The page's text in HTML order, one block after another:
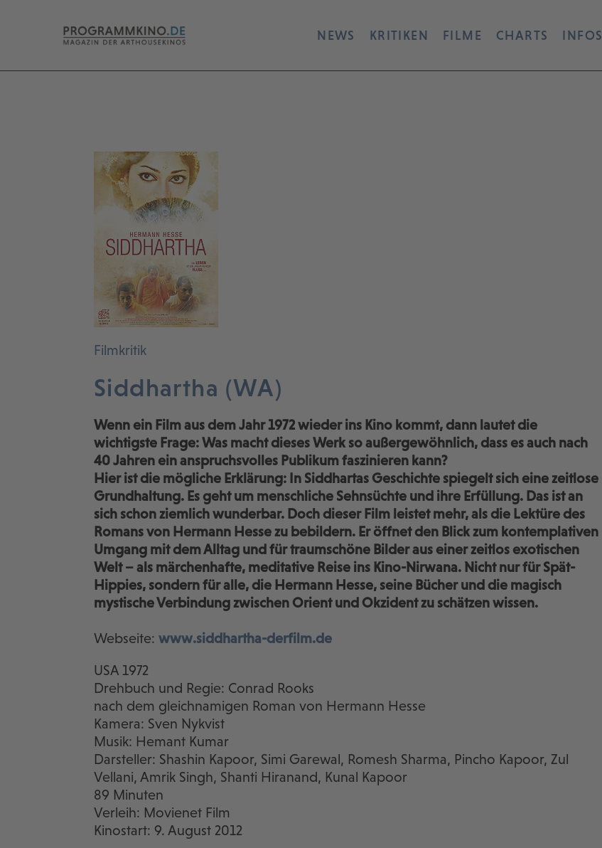
NEWS KRITIKEN FILME CHARTS INFOS
Filmkritik
Siddhartha (WA)
Wenn ein Film aus dem Jahr 1972 wieder ins Kino kommt, dann lautet die
wichtigste Frage: Was macht dieses Werk so außergewöhnlich, dass es auch nach
40 Jahren ein anspruchsvolles Publikum faszinieren kann?
Hier ist die mögliche Erklärung: In Siddhartas Geschichte spiegelt sich eine zeitlose
Grundhaltung. Es geht um menschliche Sehnsüchte und ihre Erfüllung. Das ist an
sich schon ziemlich wunderbar. Doch dieser Film leistet mehr, als die Lektüre des
Romans von Hermann Hesse zu bebildern. Er öffnet den Blick zum kontemplativen
Umgang mit dem Alltag und für traumschöne Bilder aus einer zeitlos exotischen
Welt – als märchenhafte, meditative Reise ins Kino-Nirwana. Nicht nur für Spät-
Hippies, sondern für alle, die Hermann Hesse, seine Bücher und die magisch
mystische Verbindung zwischen Orient und Okzident zu schätzen wissen.
Webseite: www.siddhartha-derfilm.de
USA 1972
Drehbuch und Regie: Conrad Rooks
nach dem gleichnamigen Roman von Hermann Hesse
Kamera: Sven Nykvist
Musik: Hemant Kumar
Darsteller: Shashin Kapoor, Simi Garewal, Romesh Sharma, Pincho Kapoor, Zul
Vellani, Amrik Singh, Shanti Hiranand, Kunal Kapoor
89 Minuten
Verleih: Movienet Film
Kinostart: 9. August 2012